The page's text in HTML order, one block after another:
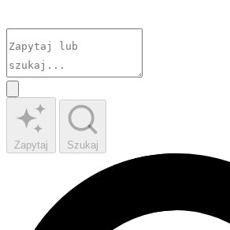
Zapytaj Szukaj